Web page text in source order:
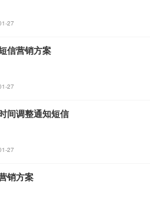
27
信营销方案
27
间调整通知短信
27
销方案